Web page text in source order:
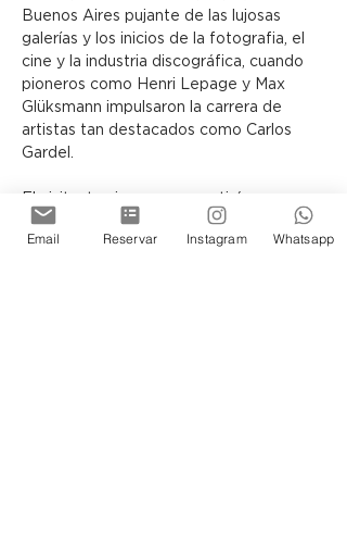
Buenos Aires pujante de las lujosas
galerías y los inicios de la fotografia, el
cine y la industria discográfica, cuando
pioneros como Henri Lepage y Max
Glüksmann impulsaron la carrera de
artistas tan destacados como Carlos
Gardel.
transportado en el tiempo y
protagonista de la historia de los
Email Reservar Instagram Whatsapp